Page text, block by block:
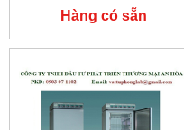
BFD4.5/50
Hàng có sẵn